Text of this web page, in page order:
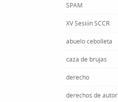
SPAM
XV Sesión SCCR
abuelo cebolleta
caza de brujas
derecho
derechos de autor